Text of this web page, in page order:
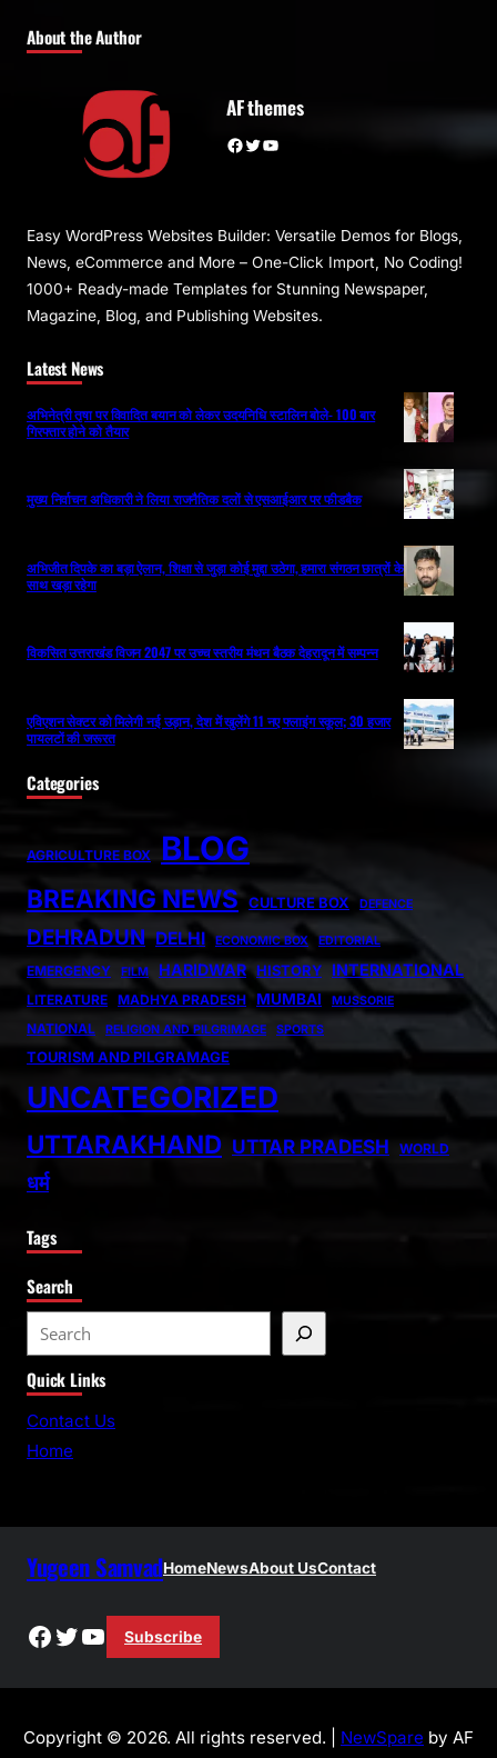
About the Author
AF themes
Facebook Twitter YouTube
Easy WordPress Websites Builder: Versatile Demos for Blogs,
News, eCommerce and More – One-Click Import, No Coding!
1000+ Ready-made Templates for Stunning Newspaper,
Magazine, Blog, and Publishing Websites.
Latest News
अभिनेत्री तृषा पर विवादित बयान को लेकर उदयनिधि स्टालिन बोले- 100 बार
गिरफ्तार होने को तैयार
मुख्य निर्वाचन अधिकारी ने लिया राजनैतिक दलों से एसआईआर पर फीडबैक
अभिजीत दिपके का बड़ा ऐलान, शिक्षा से जुड़ा कोई मुद्दा उठेगा, हमारा संगठन छात्रों के
साथ खड़ा रहेगा
विकसित उत्तराखंड विजन 2047 पर उच्च स्तरीय मंथन बैठक देहरादून में सम्पन्न
एविएशन सेक्टर को मिलेगी नई उड़ान, देश में खुलेंगे 11 नए फ्लाइंग स्कूल; 30 हजार
पायलटों की जरूरत
Categories
AGRICULTURE BOX BLOG
BREAKING NEWS CULTURE BOX DEFENCE
DEHRADUN DELHI ECONOMIC BOX EDITORIAL
EMERGENCY FILM HARIDWAR HISTORY INTERNATIONAL
LITERATURE MADHYA PRADESH MUMBAI MUSSORIE
NATIONAL RELIGION AND PILGRIMAGE SPORTS
TOURISM AND PILGRAMAGE
UNCATEGORIZED
UTTARAKHAND UTTAR PRADESH WORLD
धर्म
Tags
Search
e
a
r
Quick Links
Contact Us
Home
Yugeen SamvadHomeNewsAbout UsContact
Facebook
Twitter
YouTube
Subscribe
Copyright © 2026. All rights reserved. | NewSpare by AF